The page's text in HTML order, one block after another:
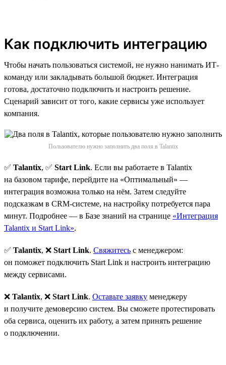
Как подключить интеграцию
Чтобы начать пользоваться системой, не нужно нанимать ИТ-
команду или закладывать большой бюджет. Интеграция
готова, достаточно подключить и настроить решение.
Сценарий зависит от того, какие сервисы уже использует
компания.
Пользователю нужно заполнить два поля в Talantix
✅ Talantix, ✅ Start Link. Если вы работаете в Talantix
на базовом тарифе, перейдите на «Оптимальный» —
интеграция возможна только на нём. Затем следуйте
подсказкам в CRM-системе, на настройку потребуется пара
минут. Подробнее — в Базе знаний на странице «Интеграция
Talantix и Start Link».
✅ Talantix, ❌ Start Link. Свяжитесь с менеджером:
он поможет подключить Start Link и настроить интеграцию
между сервисами.
❌ Talantix, ❌ Start Link. Оставьте заявку менеджеру
и получите демоверсию систем. Вы сможете протестировать
оба сервиса, оценить их работу, а затем принять решение
о подключении.